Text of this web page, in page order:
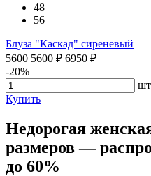
48
56
Блуза "Каскад" сиреневый
5600 5600 ₽ 6950 ₽
-20%
шт
Купить
Недорогая
размеров —
до 60%